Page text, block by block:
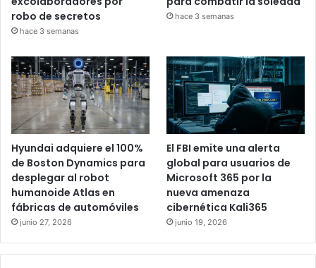
robo de secretos
hace 3 semanas
hace 3 semanas
Hyundai adquiere el 100%
de Boston Dynamics para
desplegar al robot
humanoide Atlas en
fábricas de automóviles
junio 27, 2026
El FBI emite una alerta
global para usuarios de
Microsoft 365 por la
nueva amenaza
cibernética Kali365
junio 19, 2026